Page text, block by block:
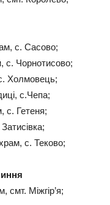
с. Сасово;
с. Чорнотисово;
Холмовець;
с.Чепа;
с. Гетеня;
с. Теково;
смт. Міжгір’я;